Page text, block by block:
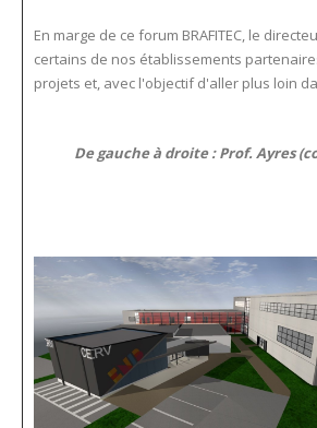
En marge de ce forum BRAFITEC, le
certains de nos établissements
projets et, avec l'objectif d'aller plus loin
De gauche à droite : Prof. Ayres